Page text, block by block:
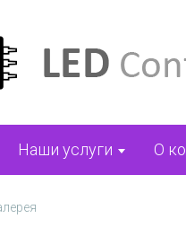
Наши услуги О